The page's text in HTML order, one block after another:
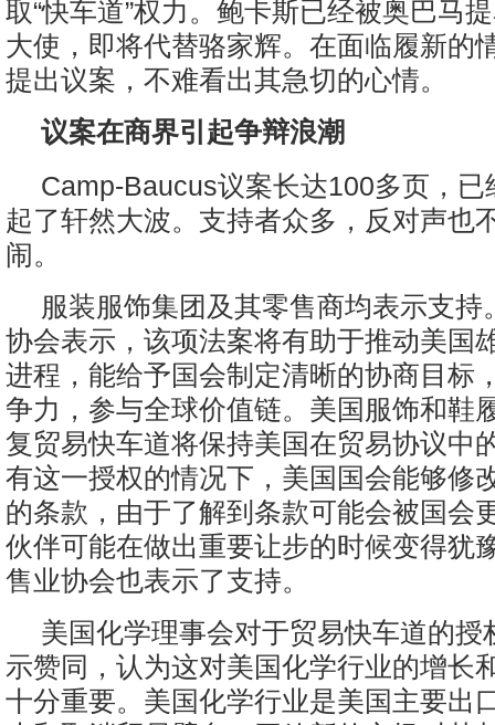
取“快车道”权力。鲍卡斯已经被奥巴马
大使，即将代替骆家辉。在面临履新的
提出议案，不难看出其急切的心情。
议案在商界引起争辩浪潮
Camp-Baucus议案长达100多页，已
起了轩然大波。支持者众多，反对声也
闹。
服装服饰集团及其零售商均表示支持
协会表示，该项法案将有助于推动美国
进程，能给予国会制定清晰的协商目标
争力，参与全球价值链。美国服饰和鞋
复贸易快车道将保持美国在贸易协议中
有这一授权的情况下，美国国会能够修
的条款，由于了解到条款可能会被国会
伙伴可能在做出重要让步的时候变得犹
售业协会也表示了支持。
美国化学理事会对于贸易快车道的授
示赞同，认为这对美国化学行业的增长
十分重要。美国化学行业是美国主要出